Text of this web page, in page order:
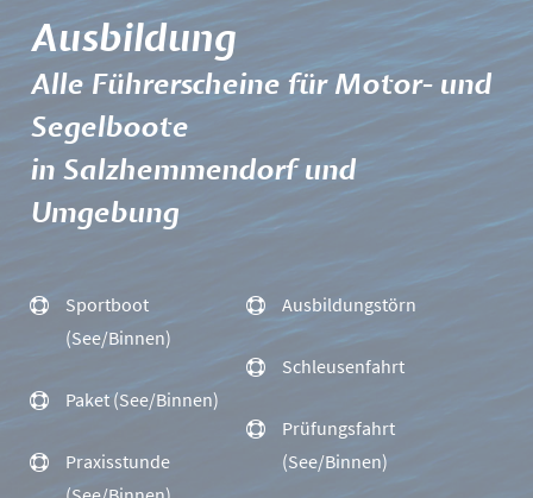
Ausbildung
Alle Führerscheine für Motor- und
Segelboote
in Salzhemmendorf und
Umgebung
Sportboot
(See/Binnen)
Paket (See/Binnen)
Praxisstunde
Ausbildungstörn
Schleusenfahrt
Prüfungsfahrt
(See/Binnen)